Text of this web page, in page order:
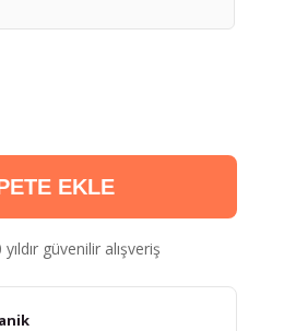
EKLE
yıldır güvenilir alışveriş